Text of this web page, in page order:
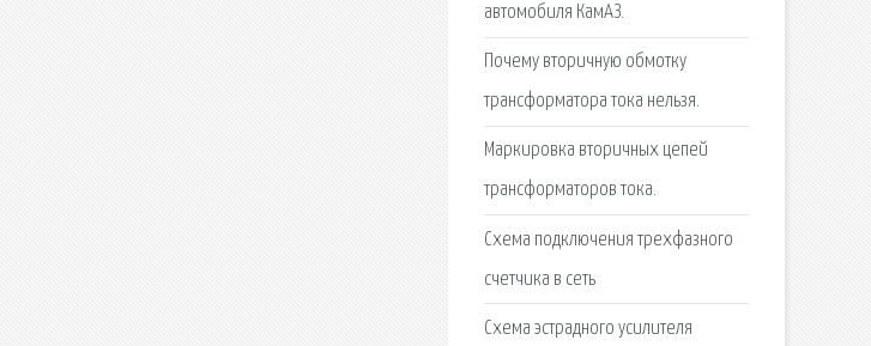
автомобиля КамАЗ.
Почему вторичную обмотку
трансформатора тока нельзя.
Маркировка вторичных цепей
трансформаторов тока.
Схема подключения трехфазного
счетчика в сеть
Схема эстрадного усилителя